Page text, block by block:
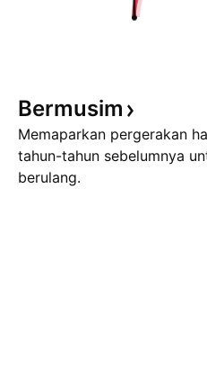
Bermusim
Memaparkan pergerakan
tahun-tahun sebelumnya
berulang.